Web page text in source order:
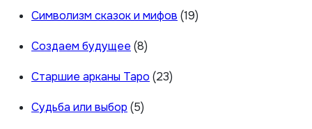
Символизм сказок и мифов (19)
Создаем будущее (8)
Старшие арканы Таро (23)
Судьба или выбор (5)